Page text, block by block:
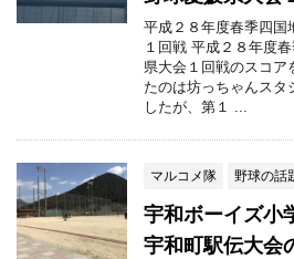
平成２８年度春季四国
１回戦 平成２８年度
県大会１回戦のスコア
たのは坊っちゃんスタ
したが、第１ ...
マルコメ隊 野球の話
宇和ボーイズ小
宇和町駅伝大会